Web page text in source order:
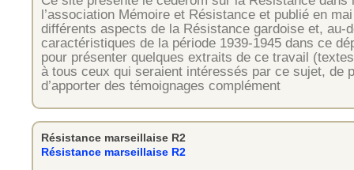
l’association Mémoire et Résistance et publié en
différents aspects de la Résistance gardoise et, au-
caractéristiques de la période 1939-1945 dans ce
pour présenter quelques extraits de ce travail
à tous ceux qui seraient intéressés par ce sujet, de
d’apporter des témoignages complément
Résistance marseillaise R2
Résistance marseillaise R2